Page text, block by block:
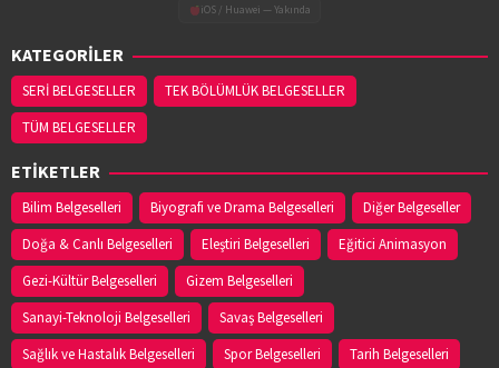
iOS / Huawei — Yakında
KATEGORİLER
SERİ BELGESELLER
TEK BÖLÜMLÜK BELGESELLER
TÜM BELGESELLER
ETİKETLER
Bilim Belgeselleri Biyografi ve Drama Belgeselleri
Diğer Belgeseller
Doğa & Canlı Belgeselleri
Eleştiri Belgeselleri
Eğitici Animasyon
Gezi-Kültür Belgeselleri
Gizem Belgeselleri
Sanayi-Teknoloji Belgeselleri
Savaş Belgeselleri
Sağlık ve Hastalık Belgeselleri
Spor Belgeselleri
Tarih Belgeselleri